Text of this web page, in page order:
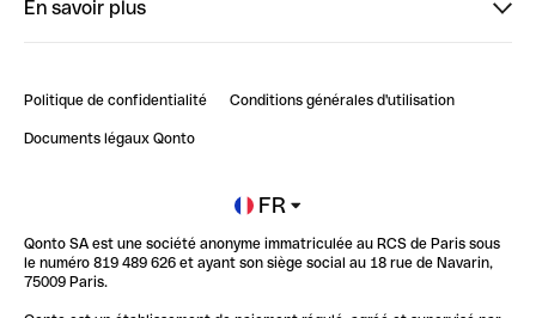
ClubQonto
Impact de l'IA sur les carrières/productivité
En savoir plus
Blog
Newsroom
Glossaire finance
Politique de confidentialité Conditions générales d'utilisation
Documents légaux Qonto
FR
Qonto SA est une société anonyme immatriculée au RCS de Paris sous
le numéro 819 489 626 et ayant son siège social au 18 rue de Navarin,
75009 Paris.